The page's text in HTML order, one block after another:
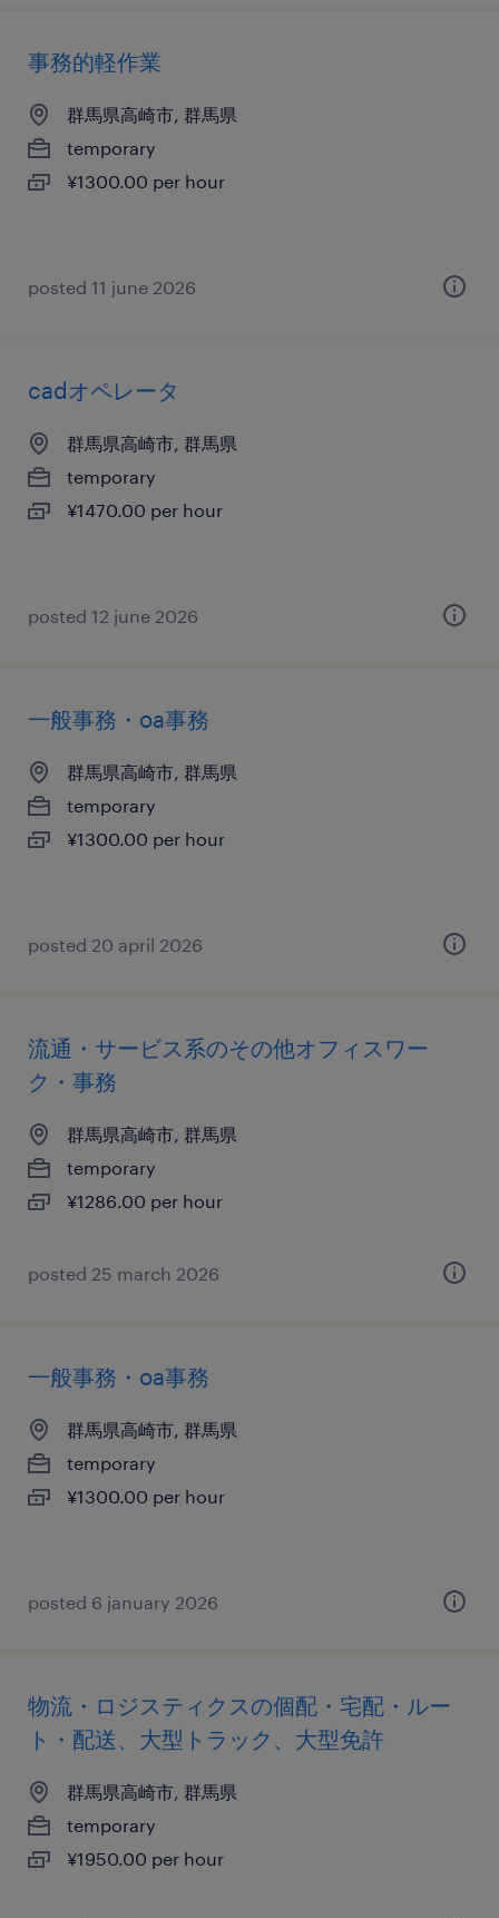
事務的軽作業
群馬県高崎市, 群馬県
temporary
¥1300.00 per hour
posted 11 june 2026
cadオペレータ
群馬県高崎市, 群馬県
temporary
¥1470.00 per hour
posted 12 june 2026
一般事務・oa事務
群馬県高崎市, 群馬県
temporary
¥1300.00 per hour
posted 20 april 2026
流通・サービス系のその他オフィスワー
ク・事務
群馬県高崎市, 群馬県
temporary
¥1286.00 per hour
posted 25 march 2026
一般事務・oa事務
群馬県高崎市, 群馬県
temporary
¥1300.00 per hour
posted 6 january 2026
物流・ロジスティクスの個配・宅配・ルー
ト・配送、大型トラック、大型免許
群馬県高崎市, 群馬県
temporary
¥1950.00 per hour